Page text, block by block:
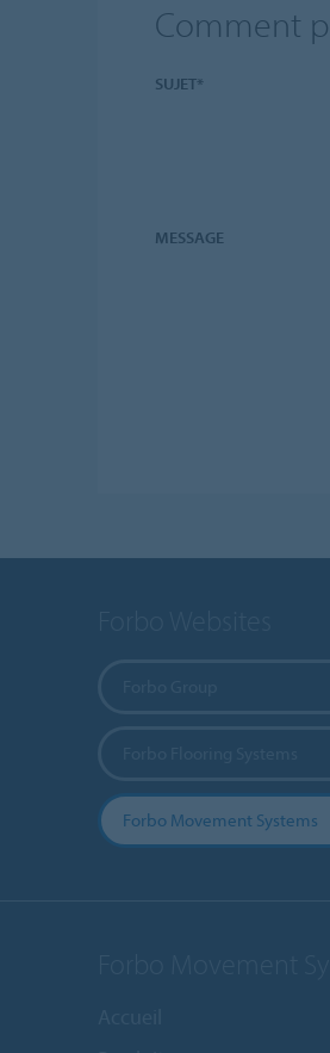
Comment
SUJET*
MESSAGE
Forbo Movement Systems